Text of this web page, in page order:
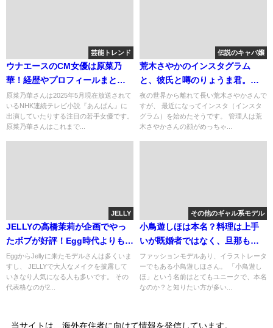
芸能トレンド
ウナエースのCM女優は原菜乃
華！経歴やプロフィールまと
め！人気の理由も
原菜乃華さんは2025年5月現在放送されて
いるNHK連続テレビ小説『あんぱん』に
出演していたりする注目の若手女優です。
原菜乃華さんはこれまで...
伝説のキャバ嬢
荒木さやかのインスタグラム
と、彼氏と噂のりょうま君。薬
疑惑はありえないと思います。
夜の世界から離れて長い荒木さやかさんで
すが、 最近になってインスタ（インスタ
グラム）を始めたそうです。 管理人は荒
木さやかさんの顔がめっちゃ...
JELLY
JELLYの高橋茉莉が企画でやっ
たボブが好評！Egg時代よりもナ
チュラルなメイクで人気者に。
EggからJellyに来たモデルさんは多くいま
すし、 JELLYで大人なメイクを披露して
いきなり人気になる人も多いです。 その
代表格なのが2...
その他のギャル系モデル
小鳥遊しほは本名？料理は上手
いが既婚者ではなく、旦那もい
ない。
ファッションモデルあり、イラストレータ
ーでもある小鳥遊しほさん。 「小鳥遊し
ほ」という名前はとてもユニークで、本名
なのか？と知りたい方が多い...
当サイトは、海外在住者に向けて情報を発信しています。